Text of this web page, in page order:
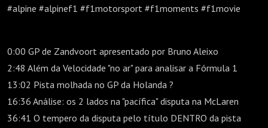
#alpine #alpinef1 #f1motorsport #f1moments #f1movie
0:00 GP de Zandvoort apresentado por Bruno Aleixo
2:48 Além da Velocidade "no ar" para analisar a Fórmula 1
13:02 Pista molhada no GP da Holanda ?
16:36 Análise: os 2 lados na "pacífica" disputa na McLaren
36:41 O tempero da disputa pelo título DENTRO da pista